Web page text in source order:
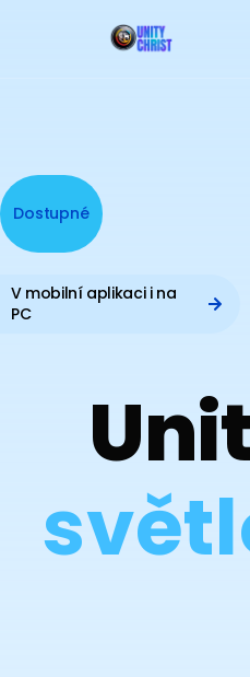
Dostupné
V mobilní aplikaci i na
PC